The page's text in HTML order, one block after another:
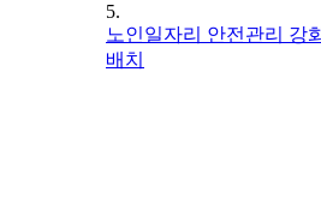
5.
노인일자리 안전관리 강
배치